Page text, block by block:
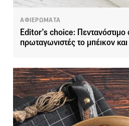
ΑΦΙΕΡΩΜΑΤΑ
Editor’s choice: Πεντανόστιμο
πρωταγωνιστές το μπέικον